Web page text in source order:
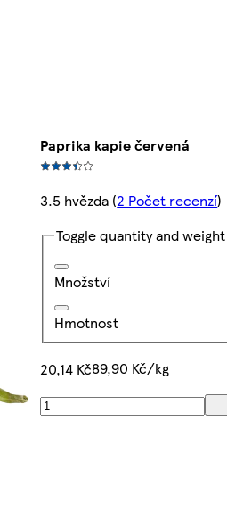
Paprika kapie červená
3.5 hvězda (2 Počet recenzí)
Toggle quantity and weight
Množství
Hmotnost
20,14 Kč89,90 Kč/kg